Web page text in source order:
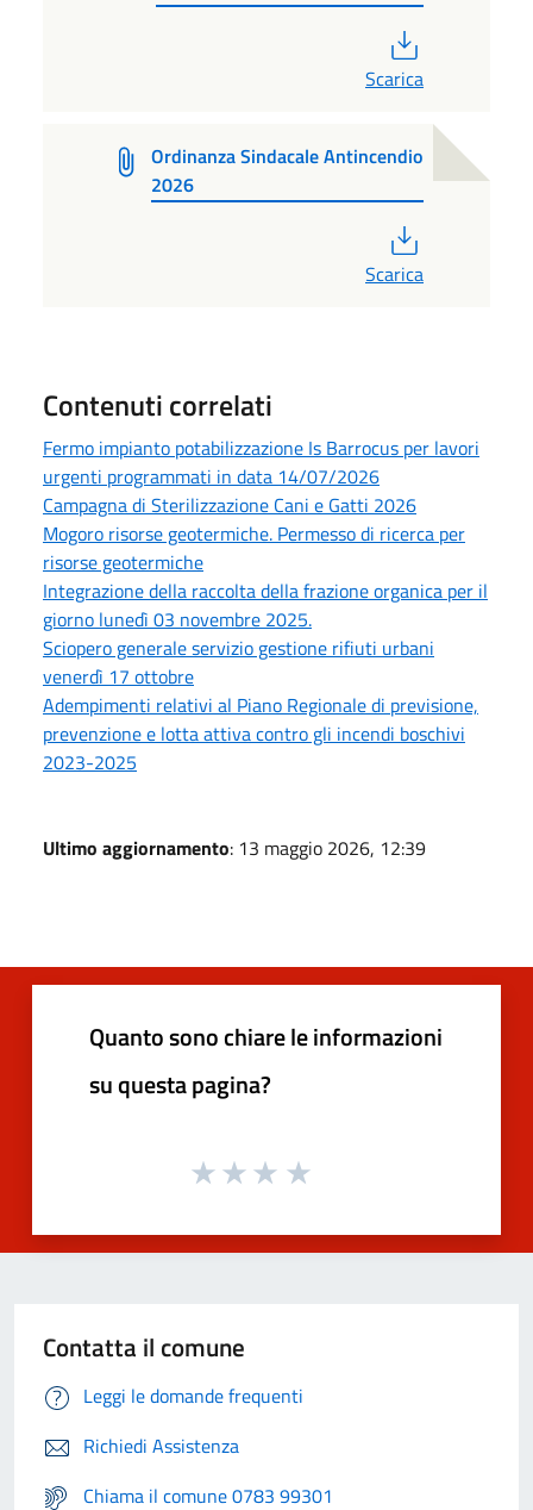
Scarica
Ordinanza Sindacale Antincendio
2026
Scarica
Contenuti correlati
Fermo impianto potabilizzazione Is Barrocus per lavori
urgenti programmati in data 14/07/2026
Campagna di Sterilizzazione Cani e Gatti 2026
Mogoro risorse geotermiche. Permesso di ricerca per
risorse geotermiche
Integrazione della raccolta della frazione organica per il
giorno lunedì 03 novembre 2025.
Sciopero generale servizio gestione rifiuti urbani
venerdì 17 ottobre
Adempimenti relativi al Piano Regionale di previsione,
prevenzione e lotta attiva contro gli incendi boschivi
2023-2025
Ultimo aggiornamento: 13 maggio 2026, 12:39
Quanto sono chiare le informazioni
su questa pagina?
Contatta il comune
Leggi le domande frequenti
Richiedi Assistenza
Chiama il comune 0783 99301